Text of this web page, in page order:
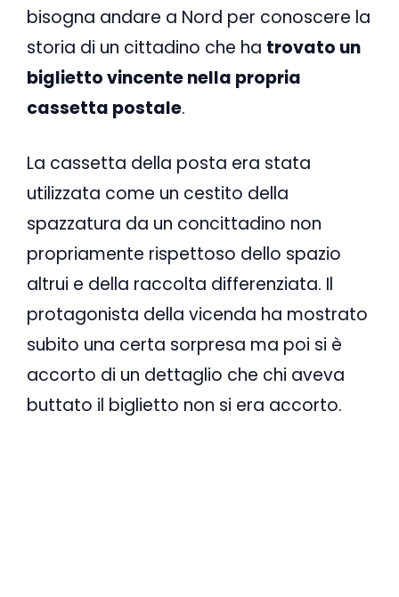
bisogna andare a Nord per conoscere la
storia di un cittadino che ha trovato un
biglietto vincente nella propria
cassetta postale.
La cassetta della posta era stata
utilizzata come un cestito della
spazzatura da un concittadino non
propriamente rispettoso dello spazio
altrui e della raccolta differenziata. Il
protagonista della vicenda ha mostrato
subito una certa sorpresa ma poi si è
accorto di un dettaglio che chi aveva
buttato il biglietto non si era accorto.